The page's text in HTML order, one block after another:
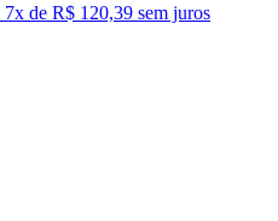
7x de R$ 120,39 sem juros